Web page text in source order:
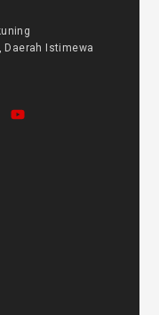
Daerah Istimewa